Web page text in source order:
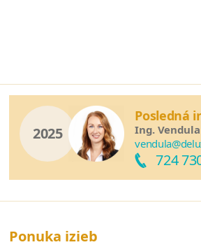
2025
Posledná
Ing.
724
Ponuka izieb